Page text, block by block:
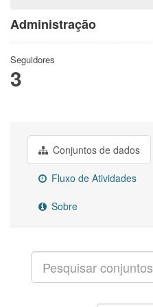
Administração
Seguidores
3
Conjuntos de dados
Fluxo de Atividades
Sobre